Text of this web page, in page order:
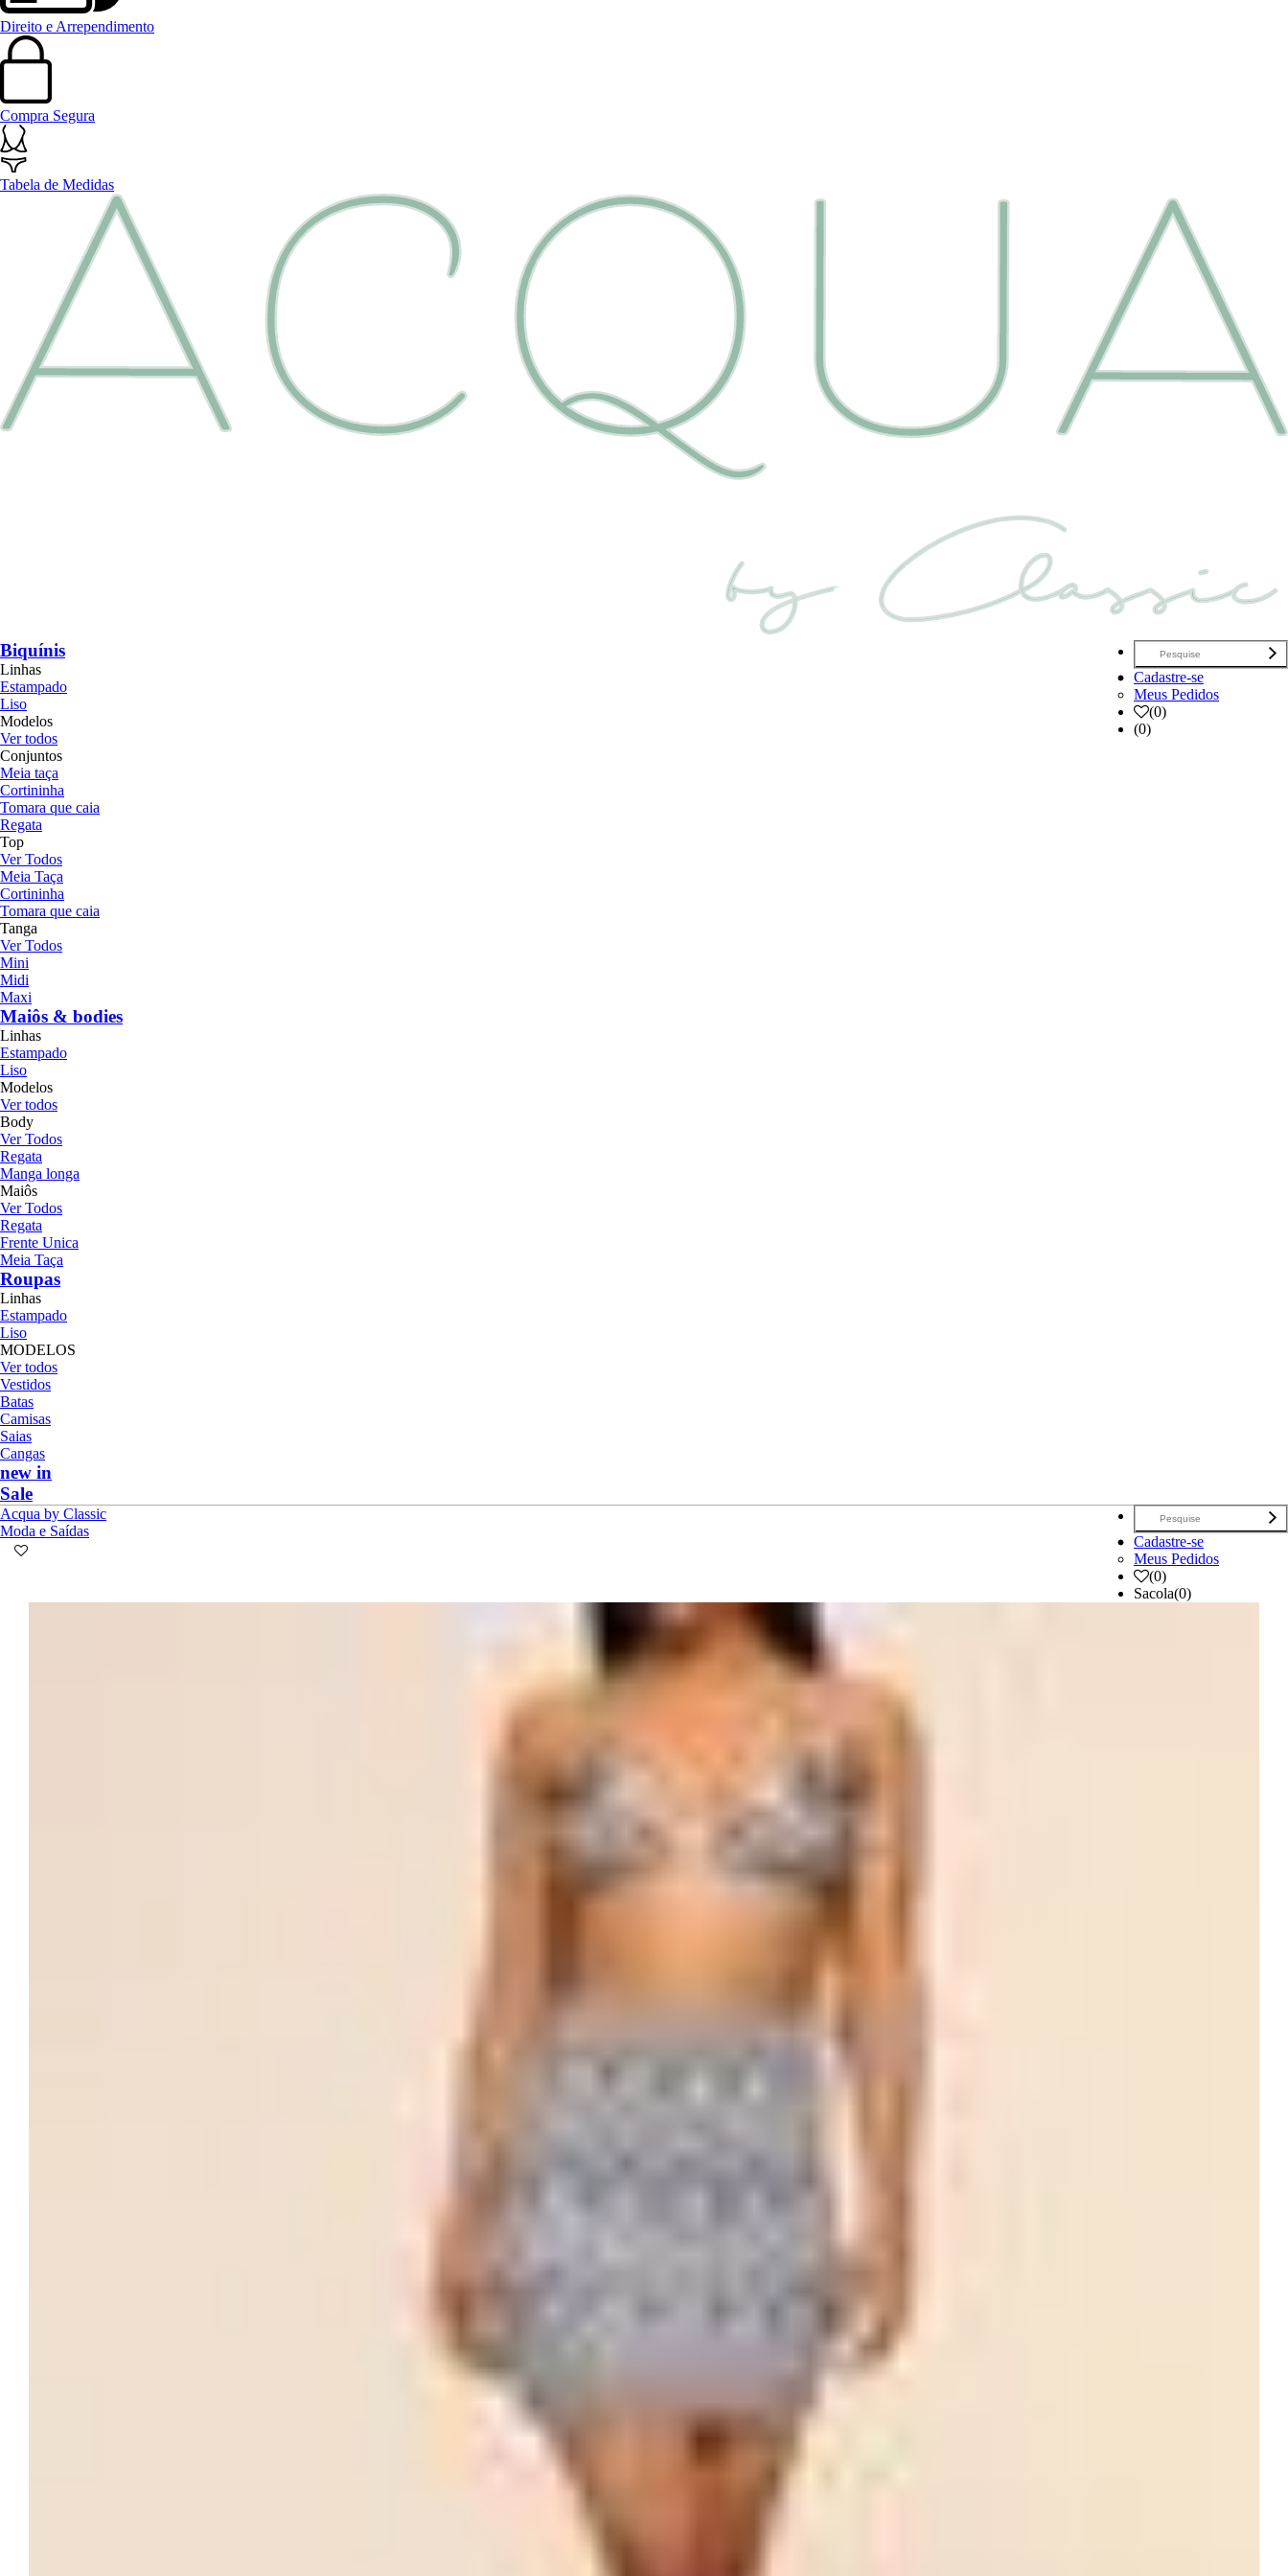
Direito e Arrependimento
Compra Segura
Tabela de Medidas
Cadastre-se
Meus Pedidos
(0)
(0)
Biquínis
Linhas
Estampado
Liso
Modelos
Ver todos
Conjuntos
Meia taça
Cortininha
Tomara que caia
Regata
Top
Ver Todos
Meia Taça
Cortininha
Tomara que caia
Tanga
Ver Todos
Mini
Midi
Maxi
Maiôs & bodies
Linhas
Estampado
Liso
Modelos
Ver todos
Body
Ver Todos
Regata
Manga longa
Maiôs
Ver Todos
Regata
Frente Unica
Meia Taça
Roupas
Linhas
Estampado
Liso
MODELOS
Ver todos
Vestidos
Batas
Camisas
Saias
Cangas
new in
Sale
Cadastre-se
Meus Pedidos
(0)
Sacola(0)
Acqua by Classic
Moda e Saídas